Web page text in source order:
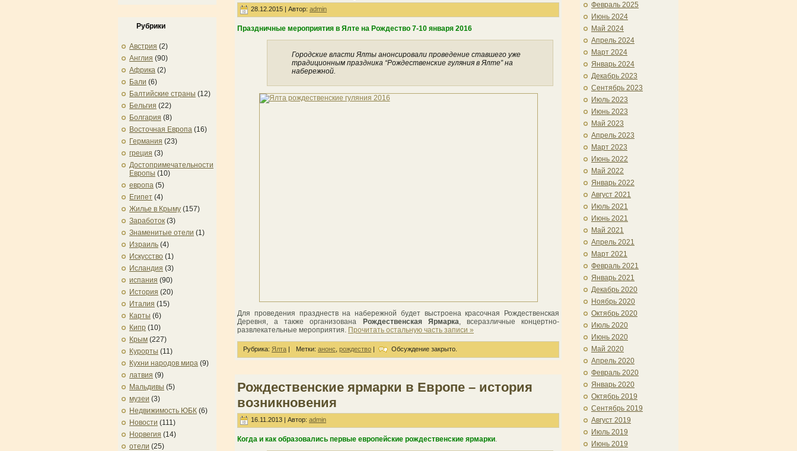
Рубрики
Австрия (2)
Англия (90)
Африка (2)
Бали (6)
Балтийские страны (12)
Бельгия (22)
Болгария (8)
Восточная Европа (16)
Германия (23)
греция (3)
Достопримечательности
Европы (10)
европа (5)
Египет (4)
Жилье в Крыму (157)
Заработок (3)
Знаменитые отели (1)
Израиль (4)
Искусство (1)
Исландия (3)
испания (90)
История (20)
Италия (15)
Карты (6)
Кипр (10)
Крым (227)
Курорты (11)
Кухни народов мира (9)
латвия (9)
Мальдивы (5)
музеи (3)
Недвижимость ЮБК (6)
Новости (111)
Норвегия (14)
отели (25)
28.12.2015 | Автор: admin
Праздничные мероприятия в Ялте на Рождество 7-10 января 2016
Городские власти Ялты анонсировали проведение ставшего уже
традиционным праздника “Рождественские гуляния в Ялте” на
набережной.
Для проведения празднеств на набережной будет выстроена красочная Рождественская
Деревня, а также организована
Рождественская Ярмарка, всеразличные концертно-
развлекательные мероприятия. Прочитать остальную часть записи »
Рубрика: Ялта | Метки: анонс рождество | Обсуждение закрыто.
Рождественские ярмарки в Европе – история
возникновения
16.11.2013 | Автор: admin
Когда и как образовались первые европейские рождественские ярмарки.
Февраль 2025
Июнь 2024
Май 2024
Апрель 2024
Март 2024
Январь 2024
Декабрь 2023
Сентябрь 2023
Июль 2023
Июнь 2023
Май 2023
Апрель 2023
Март 2023
Июнь 2022
Май 2022
Январь 2022
Август 2021
Июль 2021
Июнь 2021
Май 2021
Апрель 2021
Март 2021
Февраль 2021
Январь 2021
Декабрь 2020
Ноябрь 2020
Октябрь 2020
Июль 2020
Июнь 2020
Май 2020
Апрель 2020
Февраль 2020
Январь 2020
Октябрь 2019
Сентябрь 2019
Август 2019
Июль 2019
Июнь 2019